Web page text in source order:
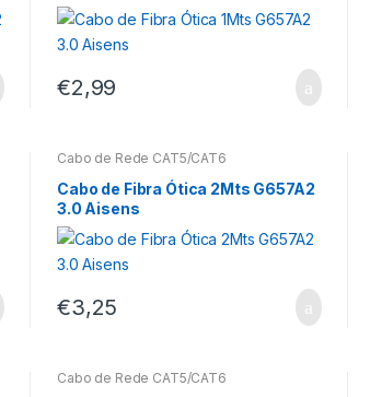
€2,99
Cabo de Rede CAT5/CAT6
Cabo de Fibra Ótica 2Mts G657A2
3.0 Aisens
€3,25
Cabo de Rede CAT5/CAT6